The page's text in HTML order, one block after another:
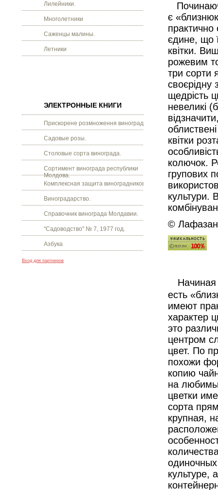
Лилейники.
Многолетники
Саженцы малины.
Летники
ЭЛЕКТРОННЫЕ КНИГИ
Прискорене розмноження винограду.
Садовые розы.
Столовые сорта винограда.
Сортимент винограда республики
Молдова.
Комплексная защита виноградников.
Виноградарство.
Справочник винограда Молдавии.
"Садоводство" № 7, 1977 год.
Азбука
Вход для партнеров
є
практично
єдине, що
квітки.
рожевим
три сорти
своєрідну
щедрість
невеликі
квітки
колючок.
групових
культури.
©
Начиная
есть
имеют
характер
это
центром
цвет. По
похожи
копию
на
цветки
сорта
крупная,
культуре,